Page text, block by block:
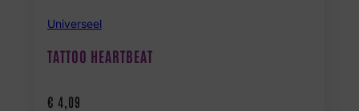
Universeel
TATTOO HEARTBEAT
€ 4,09